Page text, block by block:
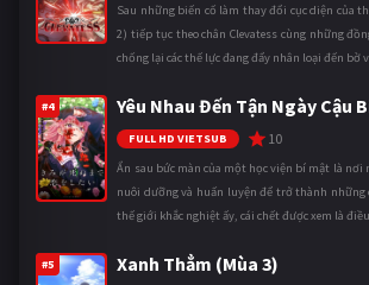
Sau những biến cố làm thay đổi cục diện của
2) tiếp tục theo chân Clevatess cùng những
chống lại các thế lực đang đẩy nhân loại đến bờ
#4 Yêu Nhau Đến Tận Ngày Cậu
FULL HD VIETSUB 10
Ẩn sau bức màn của một học viện bí mật là nơi
nuôi dưỡng và huấn luyện để trở thành những
thế giới khắc nghiệt ấy, cái chết được xem là điều
#5 Xanh Thẳm (Mùa 3)